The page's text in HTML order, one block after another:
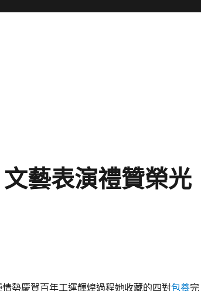
藝表演禮贊榮光
勢慶賀百年工運輝煌過程她收藏的四對包養完